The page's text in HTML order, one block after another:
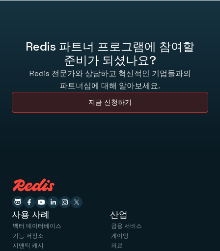
Redis 파트너 프로그램에 참여할
준비가 되셨나요?
Redis 전문가와 상담하고 혁신적인 기업들과의
파트너십에 대해 알아보세요.
지금 신청하기
사용 사례
벡터 데이터베이스
기능 저장소
시맨틱 캐시
산업
금융 서비스
게이밍
의료